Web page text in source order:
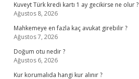
Kuveyt Türk kredi kartı 1 ay gecikirse ne olur ?
Ağustos 8, 2026
Mahkemeye en fazla kaç avukat girebilir ?
Ağustos 7, 2026
Doğum otu nedir ?
Ağustos 6, 2026
Kur korumalıda hangi kur alınır ?